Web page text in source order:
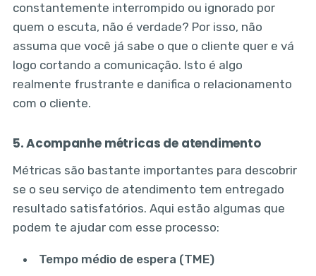
constantemente interrompido ou ignorado por
quem o escuta, não é verdade? Por isso, não
assuma que você já sabe o que o cliente quer e vá
logo cortando a comunicação. Isto é algo
realmente frustrante e danifica o relacionamento
com o cliente.
5. Acompanhe métricas de atendimento
Métricas são bastante importantes para descobrir
se o seu serviço de atendimento tem entregado
resultado satisfatórios. Aqui estão algumas que
podem te ajudar com esse processo:
Tempo médio de espera (TME)